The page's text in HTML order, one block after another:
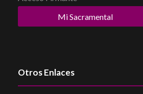
Mi Sacramental
Otros Enlaces